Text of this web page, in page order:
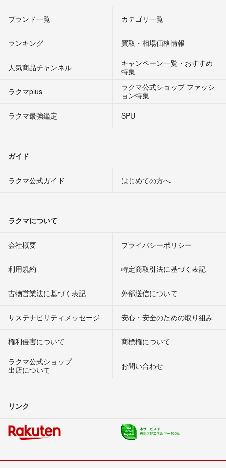
ブランド一覧 カテゴリ一覧
ランキング 買取・相場価格情報
人気商品チャンネル
キャンペーン一覧・おすすめ
特集
ラクマplus
ラクマ公式ショップ ファッシ
ョン特集
ラクマ最強鑑定
SPU
ガイド
ラクマ公式ガイド はじめての方へ
ラクマについて
会社概要 プライバシーポリシー
利用規約 特定商取引法に基づく表記
古物営業法に基づく表記 外部送信について
サステナビリティメッセージ 安心・安全のための取り組み
権利侵害について
商標権について
ラクマ公式ショップ
出店について
お問い合わせ
リンク